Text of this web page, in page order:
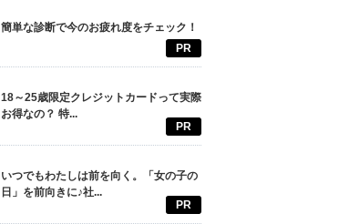
簡単な診断で今のお疲れ度をチェック！
PR
18～25歳限定クレジットカードって実際
お得なの？ 特...
PR
いつでもわたしは前を向く。「女の子の
日」を前向きに♪社...
PR